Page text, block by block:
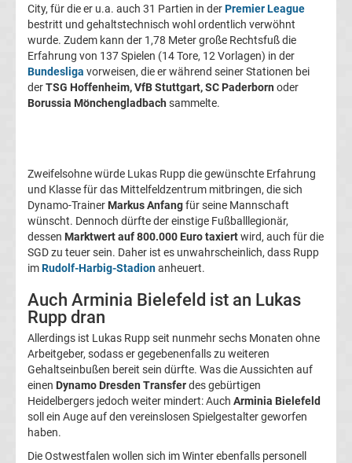
Transfergerüchte
1.
FC
Berlin
Transfergerüchte
1.
Mainz
05
Transfergerüchte
City, für die er u.a. auch 31 Partien in derPremier League
bestritt und gehaltstechnisch wohl ordentlich verwöhnt
wurde. Zudem kann der 1,78 Meter große Rechtsfuß die
Erfahrung von 137 Spielen (14 Tore, 12 Vorlagen) in der
Bundesliga vorweisen, die er während seiner Stationen bei
derTSG Hoffenheim, VfB Stuttgart, SC Paderborn oder
Borussia Mönchengladbach sammelte.
Zweifelsohne würde Lukas Rupp die gewünschte Erfahrung
und Klasse für das Mittelfeldzentrum mitbringen, die sich
Dynamo-Trainer Markus Anfangfür seine Mannschaft
wünscht. Dennoch dürfte der einstige Fußballlegionär,
dessen Marktwert auf 800.000 Euro taxiertwird, auch für die
SGD zu teuer sein. Daher ist es unwahrscheinlich, dass Rupp
imRudolf-Harbig-Stadionanheuert.
Auch Arminia Bielefeld ist an Lukas
Rupp dran
Allerdings ist Lukas Rupp seit nunmehr sechs Monaten ohne
Arbeitgeber, sodass er gegebenenfalls zu weiteren
Gehaltseinbußen bereit sein dürfte. Was die Aussichten auf
einen Dynamo Dresden Transferdes gebürtigen
Heidelbergers jedoch weiter mindert: Auch Arminia Bielefeld
soll ein Auge auf den vereinslosen Spielgestalter geworfen
haben.
Die Ostwestfalen wollen sich im Winter ebenfalls personell